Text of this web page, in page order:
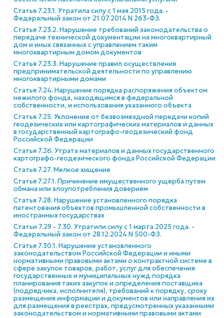
Статья 7.23.1. Утратила силу с 1 мая 2015 года. -
Федеральный закон от 21.07.2014 N 263-ФЗ.
Статья 7.23.2. Нарушение требований законодательства о
передаче технической документации на многоквартирный
дом и иных связанных с управлением таким
многоквартирным домом документов
Статья 7.23.3. Нарушение правил осуществления
предпринимательской деятельности по управлению
многоквартирными домами
Статья 7.24. Нарушение порядка распоряжения объектом
нежилого фонда, находящимся в федеральной
собственности, и использования указанного объекта
Статья 7.25. Уклонение от безвозмездной передачи копий
геодезических или картографических материалов и данных
в государственный картографо-геодезический фонд
Российской Федерации
Статья 7.26. Утрата материалов и данных государственного
картографо-геодезического фонда Российской Федерации
Статья 7.27. Мелкое хищение
Статья 7.27.1. Причинение имущественного ущерба путем
обмана или злоупотребления доверием
Статья 7.28. Нарушение установленного порядка
патентования объектов промышленной собственности в
иностранных государствах
Статьи 7.29 - 7.30. Утратили силу с 1 марта 2025 года. -
Федеральный закон от 28.12.2024 N 500-ФЗ.
Статья 7.30.1. Нарушение установленного
законодательством Российской Федерации и иными
нормативными правовыми актами о контрактной системе в
сфере закупок товаров, работ, услуг для обеспечения
государственных и муниципальных нужд порядка
планирования таких закупок и определения поставщика
(подрядчика, исполнителя), требований к порядку, сроку
размещения информации и документов или направления их
для размещения в реестрах, предусмотренных указанными
законодательством и нормативными правовыми актами